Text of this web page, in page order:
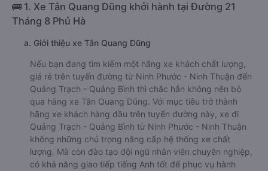
🚌 1. Xe Tân Quang Dũng khởi hành tại Đường 21
Tháng 8 Phủ Hà
a. Giới thiệu xe Tân Quang Dũng
Nếu bạn đang tìm kiếm một hãng xe khách chất lượng,
giá rẻ trên tuyến đường từ Ninh Phước - Ninh Thuận đến
Quảng Trạch - Quảng Bình thì chắc hẳn không nên bỏ
qua hãng xe Tân Quang Dũng. Với mục tiêu trở thành
hãng xe khách hàng đầu trên tuyến đường này, xe đi
Quảng Trạch - Quảng Bình từ Ninh Phước - Ninh Thuận
không những chú trọng nâng cấp hệ thống xe chất
lượng. Mà còn đào tạo đội ngũ nhân viên chuyên nghiệp,
có khả năng giao tiếp tiếng Anh tốt để phục vụ hành